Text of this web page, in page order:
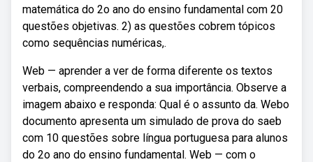
matemática do 2o ano do ensino fundamental com 20
questões objetivas. 2) as questões cobrem tópicos
como sequências numéricas,.
Web — aprender a ver de forma diferente os textos
verbais, compreendendo a sua importância. Observe a
imagem abaixo e responda: Qual é o assunto da. Webo
documento apresenta um simulado de prova do saeb
com 10 questões sobre língua portuguesa para alunos
do 2o ano do ensino fundamental. Web — com o